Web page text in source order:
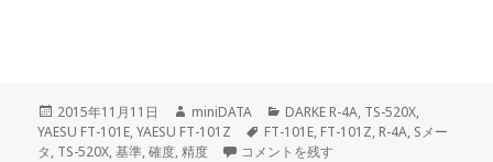
投
稿
日:
2015年11月11日
作
成
者
miniDATA
カ
テ
ゴ
DARKE R-4A, TS-520X,
YAESU FT-101E,YAESU FT-101Z
タ
グ
FT-101E, FT-101Z, R-4A, Sメー
タ, TS-520X,基準,確度,精度 Sメータ の確認をしてみた に
コメントを残す